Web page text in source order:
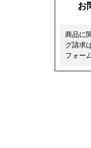
お
商品に
グ請求
フォー